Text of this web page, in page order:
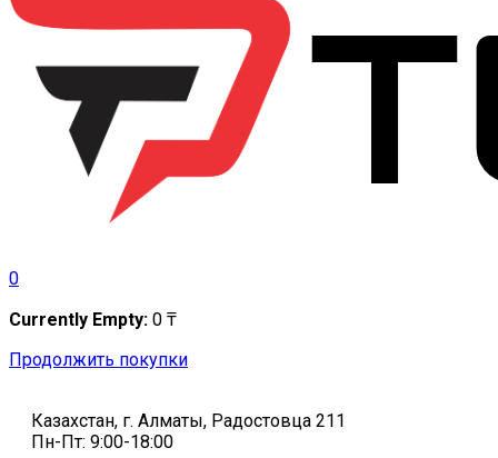
0
Currently Empty: 0 ₸
Продолжить покупки
Казахстан, г. Алматы, Радостовца 211
Пн-Пт: 9:00-18:00